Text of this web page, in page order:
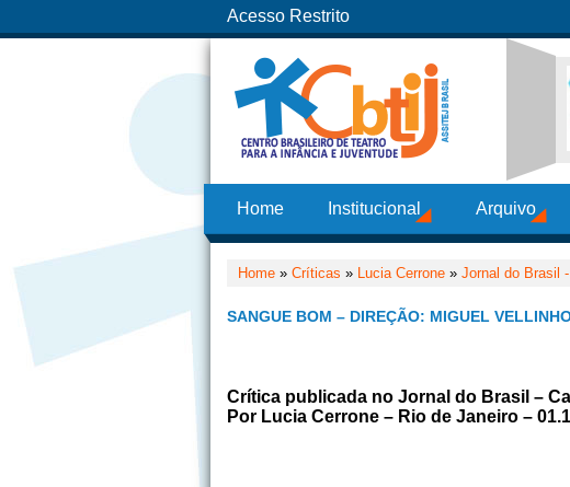
Acesso Restrito
Home Institucional Arquivo
Home » Críticas » Lucia Cerrone » Jornal do Brasil
SANGUE BOM – DIREÇÃO: MIGUEL
Crítica publicada no Jornal do Brasil –
Por Lucia Cerrone – Rio de Janeiro –